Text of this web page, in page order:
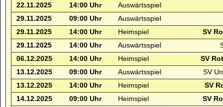
22.11.2025
14:00 Uhr
Auswärtsspiel
29.11.2025
09:00 Uhr
Auswärtsspiel
29.11.2025
14:00 Uhr Heimspiel
SV
29.11.2025
14:00 Uhr Auswärtsspiel
06.12.2025
14:00 Uhr Heimspiel
SV
13.12.2025
09:00 Uhr Auswärtsspiel
SV
13.12.2025
14:00 Uhr Heimspiel
SV
14.12.2025
09:00 Uhr Heimspiel
SV